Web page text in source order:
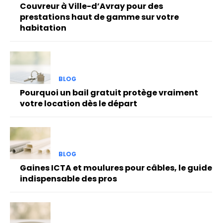
Couvreur à Ville-d’Avray pour des
prestations haut de gamme sur votre
habitation
BLOG
Pourquoi un bail gratuit protège vraiment
votre location dès le départ
BLOG
Gaines ICTA et moulures pour câbles, le guide
indispensable des pros